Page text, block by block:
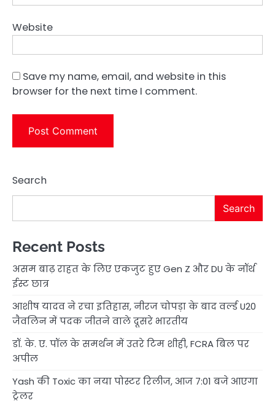
Website
Save my name, email, and website in this
browser for the next time I comment.
Search
Search
Recent Posts
असम बाढ़ राहत के लिए एकजुट हुए Gen Z और DU के नॉर्थ
ईस्ट छात्र
आशीष यादव ने रचा इतिहास, नीरज चोपड़ा के बाद वर्ल्ड U20
जैवलिन में पदक जीतने वाले दूसरे भारतीय
डॉ. के. ए. पॉल के समर्थन में उतरे टिम शीही, FCRA बिल पर
अपील
Yash की Toxic का नया पोस्टर रिलीज, आज 7:01 बजे आएगा
ट्रेलर